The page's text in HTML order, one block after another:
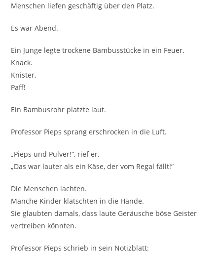
Menschen liefen geschäftig über den Platz.
Es war Abend.
Ein Junge legte trockene Bambusstücke in ein Feuer.
Knack.
Knister.
Paff!
Ein Bambusrohr platzte laut.
Professor Pieps sprang erschrocken in die Luft.
„Pieps und Pulver!“, rief er.
„Das war lauter als ein Käse, der vom Regal fällt!“
Die Menschen lachten.
Manche Kinder klatschten in die Hände.
Sie glaubten damals, dass laute Geräusche böse Geister
vertreiben könnten.
Professor Pieps schrieb in sein Notizblatt: